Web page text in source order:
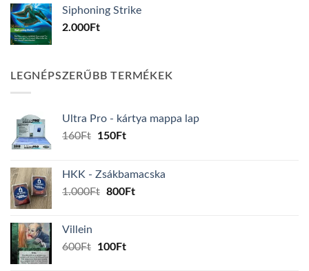
Siphoning Strike
2.000Ft
LEGNÉPSZERŰBB TERMÉKEK
Ultra Pro - kártya mappa lap
160Ft
Original
160Ft.
150FtCurrent
150Ft.
HKK - Zsákbamacska
1.000Ft Original
800FtCurrent
Villein
600Ft
Original
100FtCurrent